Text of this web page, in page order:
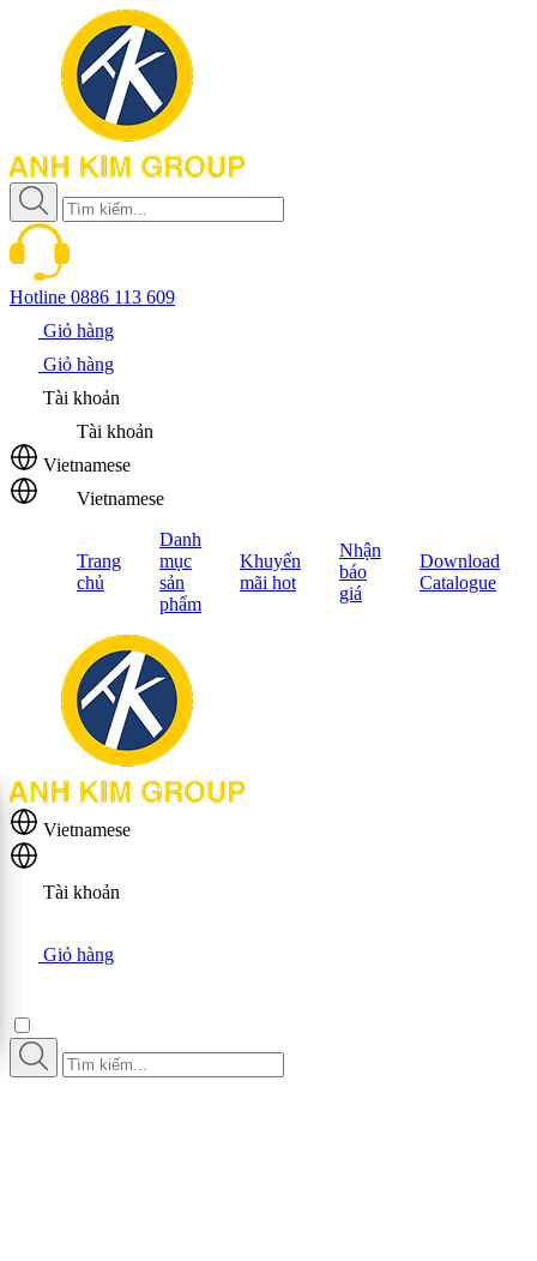
Hotline 0886 113 609
Giỏ hàng
Giỏ hàng
Tài khoản
Tài khoản
Vietnamese
Vietnamese
Trang
chủ
Danh
mục
sản
phẩm
Khuyến
mãi hot
Nhận
báo
giá
Download
Catalogue
Vietnamese
Tài khoản
Giỏ hàng